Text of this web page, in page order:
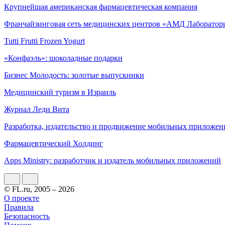
Крупнейшая американская фармацевтическая компания
Франчайзинговая сеть медицинских центров «АМД
Tutti Frutti Frozen Yogurt
«Конфаэль»: шоколадные подарки
Бизнес Молодость: золотые выпускники
Медицинский туризм в Израиль
Журнал Леди Вита
Разработка, издательство и продвижение мобильных
Фармацевтический Холдинг
Apps Ministry: разработчик и издатель мобильных приложений
© FL.ru, 2005 – 2026
О проекте
Правила
Безопасность